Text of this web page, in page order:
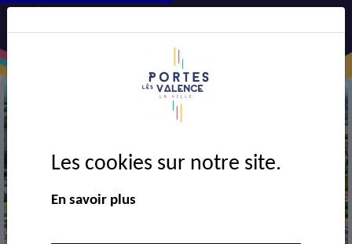
Les cookies sur notre site.
En savoir plus